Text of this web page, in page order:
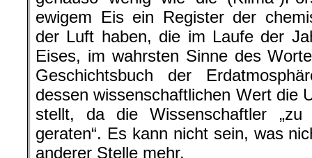
ewigem Eis ein Register der
der Luft haben, die im Laufe der
Eises, im wahrsten Sinne des
Geschichtsbuch der
dessen wissenschaftlichen Wert die
stellt, da die Wissenschaftler „zu
geraten“. Es kann nicht sein, was
anderer Stelle mehr.